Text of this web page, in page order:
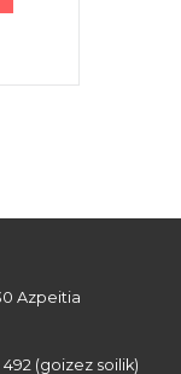
Azpeitia
492 (goizez soilik)